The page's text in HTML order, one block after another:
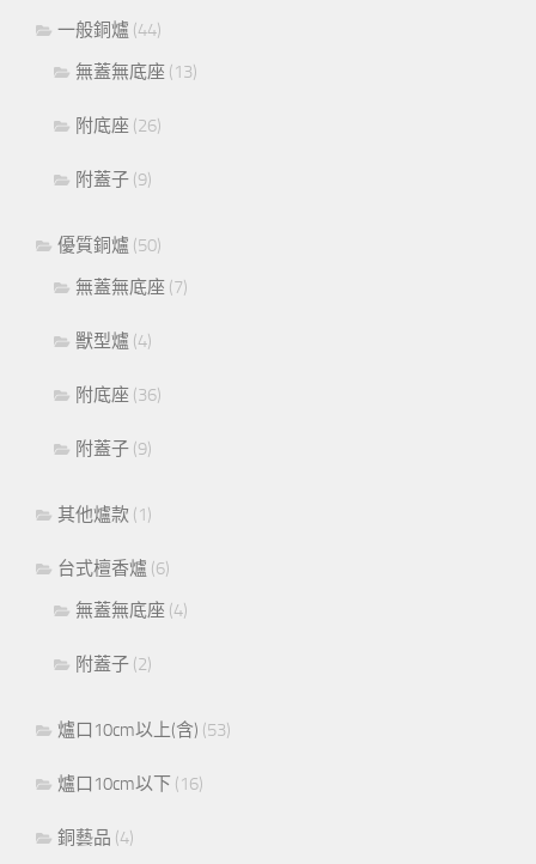
一般銅爐 (44)
無蓋無底座 (13)
附底座 (26)
附蓋子 (9)
優質銅爐 (50)
無蓋無底座 (7)
獸型爐 (4)
附底座 (36)
附蓋子 (9)
其他爐款 (1)
台式檀香爐 (6)
無蓋無底座 (4)
附蓋子 (2)
爐口10cm以上(含) (53)
爐口10cm以下 (16)
銅藝品 (4)